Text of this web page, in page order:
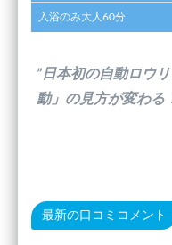
入浴のみ大人60分
”日本初の自動ロウ
動」の見方が変わる
最新の口コミコメント